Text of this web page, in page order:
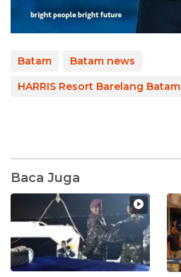
Batam
Batam news
HARRIS Resort Barelang Batam
Baca Juga